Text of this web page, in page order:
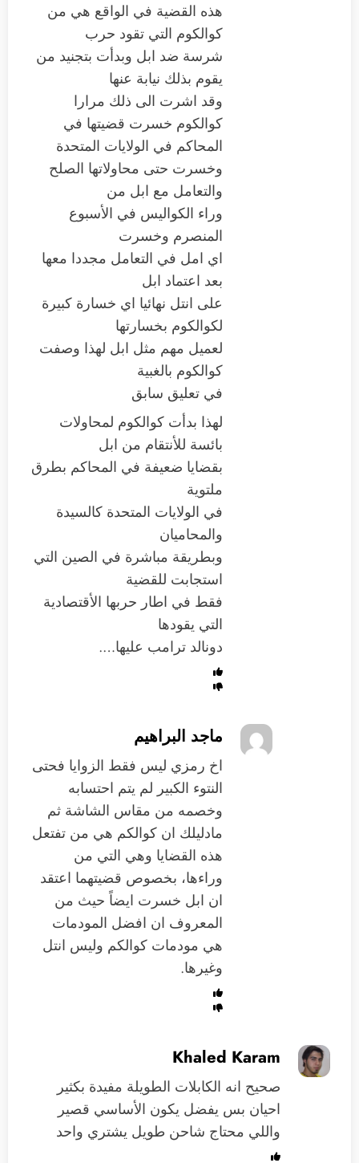
هذه القضية في الواقع هي من
كوالكوم التي تقود حرب
شرسة ضد ابل وبدأت بتجنيد من
يقوم بذلك نيابة عنها
وقد اشرت الى ذلك مرارا
كوالكوم خسرت قضيتها في
المحاكم في الولايات المتحدة
وخسرت حتى محاولاتها الصلح
والتعامل مع ابل من
وراء الكواليس في الأسبوع
المنصرم وخسرت
اي امل في التعامل مجددا معها
بعد اعتماد ابل
على انتل نهائيا اي خسارة كبيرة
لكوالكوم بخسارتها
لعميل مهم مثل ابل لهذا وصفت
كوالكوم بالغبية
في تعليق سابق
لهذا بدأت كوالكوم لمحاولات
بائسة للأنتقام من ابل
بقضايا ضعيفة في المحاكم بطرق
ملتوية
في الولايات المتحدة كالسيدة
والمحاميان
وبطريقة مباشرة في الصين التي
استجابت للقضية
فقط في اطار حربها الأقتصادية
التي يقودها
دونالد ترامب عليها….
ماجد البراهيم
اخ رمزي ليس فقط الزوايا فحتى
النتوء الكبير لم يتم احتسابه
وخصمه من مقاس الشاشة ثم
مادليلك ان كوالكم هي من تفتعل
هذه القضايا وهي التي من
وراءها، بخصوص قضيتهما اعتقد
ان ابل خسرت ايضاً حيث من
المعروف ان افضل المودمات
هي مودمات كوالكم وليس انتل
وغيرها.
Khaled Karam
صحيح انه الكابلات الطويلة مفيدة بكثير
احيان بس يفضل يكون الأساسي قصير
واللي محتاج شاحن طويل يشتري واحد